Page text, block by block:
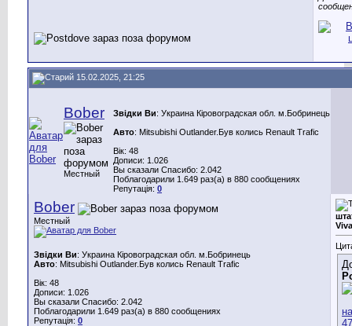
15.02.2025, 21:25
Bober
Местный
Звідки Ви: Украина Кіровоградская обл. м.Бобринець
Авто: Mitsubishi Outlander.Був колись Renault Trafic
Вік: 48
Дописи: 1.026
Вы сказали Спасибо: 2.042
Поблагодарили 1.649 раз(а) в 880 сообщениях
Репутація: 0
Bober
Местный
Звідки Ви: Украина Кіровоградская обл. м.Бобринець
Авто: Mitsubishi Outlander.Був колись Renault Trafic
Вік: 48
Дописи: 1.026
Вы сказали Спасибо: 2.042
Поблагодарили 1.649 раз(а) в 880 сообщениях
Репутація: 0